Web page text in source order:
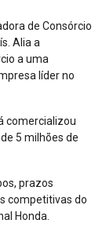
de Consórcio
Alia a
a uma
líder no
comercializou
5 milhões de
prazos
competitivas do
Honda.